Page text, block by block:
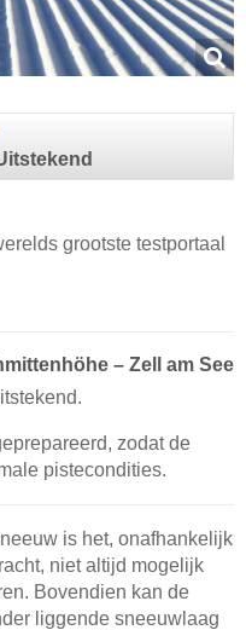
grootste testportaal
– Zell am See
zodat de
pistecondities.
is het, onafhankelijk
niet altijd mogelijk
Bovendien kan de
liggende sneeuwlaag